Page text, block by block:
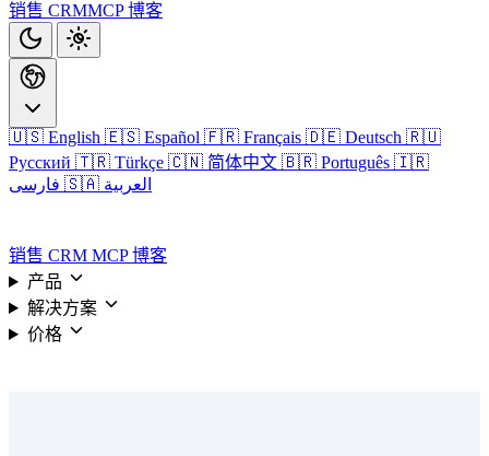
销售 CRMMCP博客
🇺🇸 English 🇪🇸 Español 🇫🇷 Français 🇩🇪 Deutsch 🇷🇺
Русский 🇹🇷 Türkçe 🇨🇳 简体中文 🇧🇷 Português 🇮🇷
🇸🇦 العربية
销售 CRM MCP博客
产品
解决方案
价格